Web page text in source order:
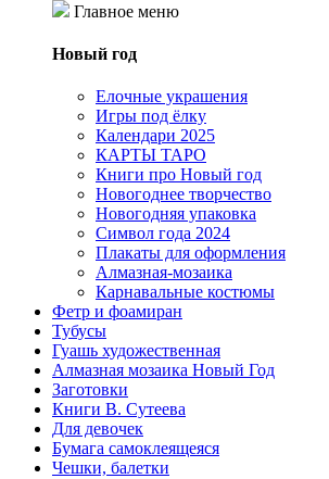
Главное меню
Новый год
Елочные украшения
Игры под ёлку
Календари 2025
КАРТЫ ТАРО
Книги про Новый год
Новогоднее творчество
Новогодняя упаковка
Символ года 2024
Плакаты для оформления
Алмазная-мозаика
Карнавальные костюмы
Фетр и фоамиран
Тубусы
Гуашь художественная
Алмазная мозаика Новый Год
Заготовки
Книги В. Сутеева
Для девочек
Бумага самоклеящеяся
Чешки, балетки